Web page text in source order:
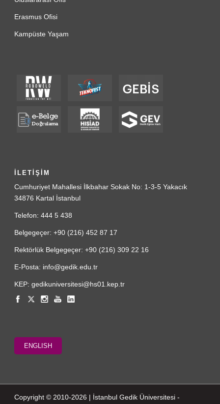
Erasmus Ofisi
Kampüste Yaşam
İLETİŞİM
Cumhuriyet Mahallesi İlkbahar Sokak No: 1-3-5 Yakacık
34876 Kartal İstanbul
Telefon: 444 5 438
Belgegeçer: +90 (216) 452 87 17
Rektörlük Belgegeçer: +90 (216) 309 22 16
E-Posta: info@gedik.edu.tr
KEP: gedikuniversitesi@hs01.kep.tr
ENGLISH
Copyright © 2010-2026 | İstanbul Gedik Üniversitesi -